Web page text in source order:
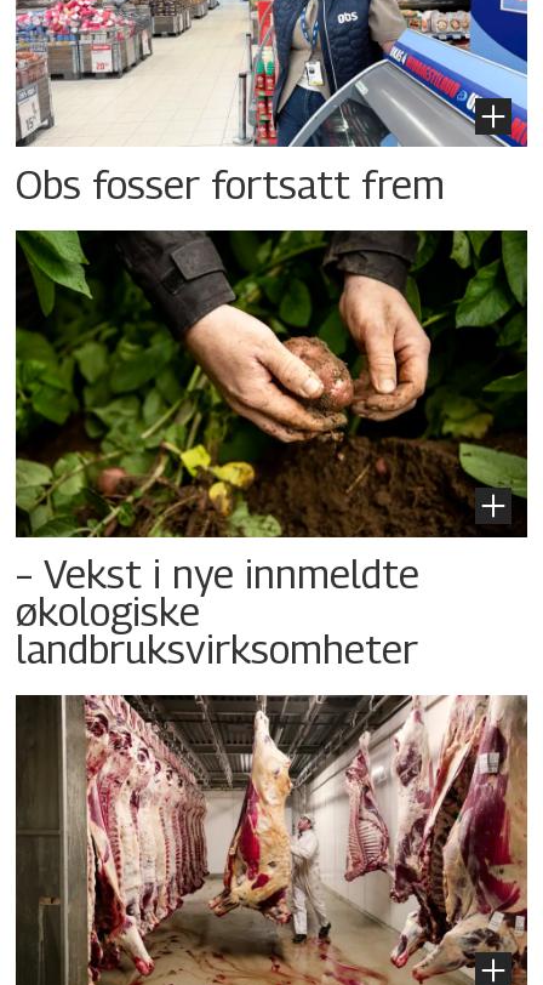
Obs fosser fortsatt frem
– Vekst i nye innmeldte
økologiske
landbruksvirksomheter